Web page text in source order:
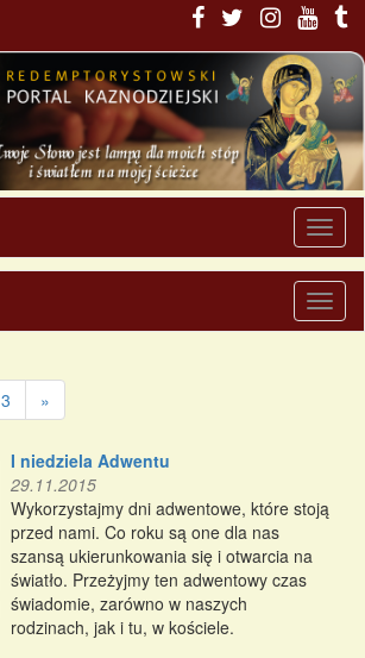
3 »
I niedziela Adwentu
29.11.2015
Wykorzystajmy dni adwentowe, które stoją
przed nami. Co roku są one dla nas
szansą ukierunkowania się i otwarcia na
światło. Przeżyjmy ten adwentowy czas
świadomie, zarówno w naszych
rodzinach, jak i tu, w kościele.